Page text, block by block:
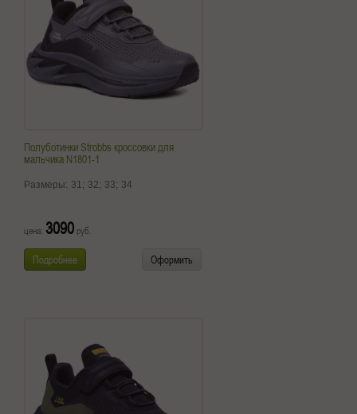
Полуботинки Strobbs кроссовки для
мальчика N1801-1
Размеры: 31; 32; 33; 34
цена: 3090 руб.
Подробнее Оформить